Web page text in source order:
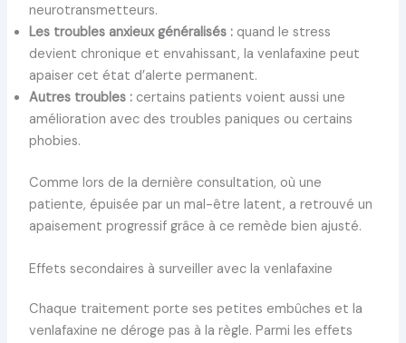
neurotransmetteurs.
Les troubles anxieux généralisés :quand le stress
devient chronique et envahissant, la venlafaxine peut
apaiser cet état d’alerte permanent.
Autres troubles :certains patients voient aussi une
amélioration avec des troubles paniques ou certains
phobies.
Comme lors de la dernière consultation, où une
patiente, épuisée par un mal-être latent, a retrouvé un
apaisement progressif grâce à ce remède bien ajusté.
Effets secondaires à surveiller avec la venlafaxine
Chaque traitement porte ses petites embûches et la
venlafaxine ne déroge pas à la règle. Parmi les effets